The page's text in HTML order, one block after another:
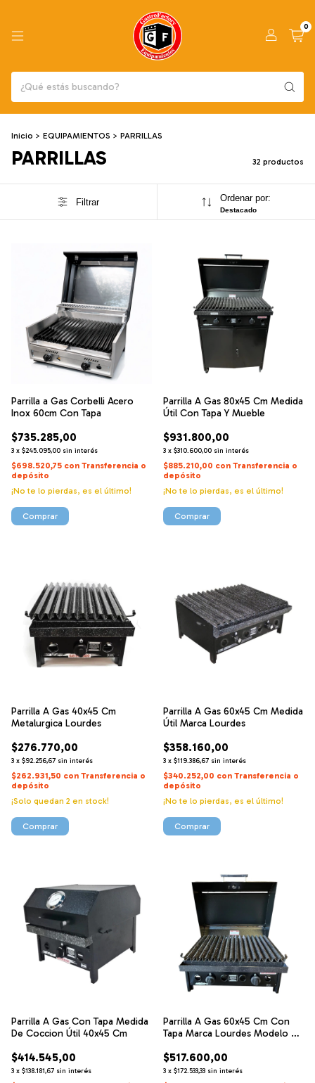
0
Inicio > EQUIPAMIENTOS > PARRILLAS
PARRILLAS 32 productos
Filtrar Ordenar por:
Destacado
Parrilla a Gas Corbelli Acero
Inox 60cm Con Tapa
$735.285,00
3 x $245.095,00 sin interés
$698.520,75 con Transferencia o
depósito
¡No te lo pierdas, es el último!
Parrilla A Gas 80x45 Cm Medida
Útil Con Tapa Y Mueble
$931.800,00
3 x $310.600,00 sin interés
$885.210,00 con Transferencia o
depósito
¡No te lo pierdas, es el último!
Parrilla A Gas 40x45 Cm
Metalurgica Lourdes
$276.770,00
3 x $92.256,67 sin interés
$262.931,50 con Transferencia o
depósito
¡Solo quedan 2 en stock!
Parrilla A Gas 60x45 Cm Medida
Útil Marca Lourdes
$358.160,00
3 x $119.386,67 sin interés
$340.252,00 con Transferencia o
depósito
¡No te lo pierdas, es el último!
Parrilla A Gas Con Tapa Medida
De Coccion Útil 40x45 Cm
$414.545,00
3 x $138.181,67 sin interés
Parrilla A Gas 60x45 Cm Con
Tapa Marca Lourdes Modelo M
$517.600,00
3 x $172.533,33 sin interés